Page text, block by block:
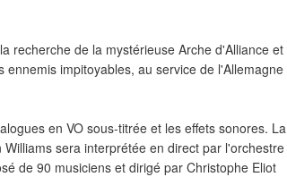
recherche de la mystérieuse Arche d'Alliance et
impitoyables, au service de l'Allemagne
en VO sous-titrée et les effets sonores. La
sera interprétée en direct par l'orchestre
de 90 musiciens et dirigé par Christophe Eliot